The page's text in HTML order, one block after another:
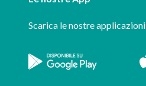
Scarica le nostre applicazioni